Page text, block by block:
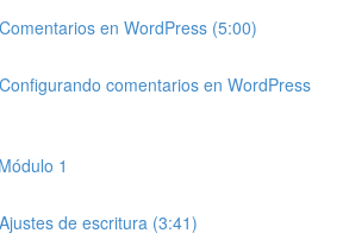
en WordPress (5:00)
comentarios en WordPress
1
de escritura (3:41)